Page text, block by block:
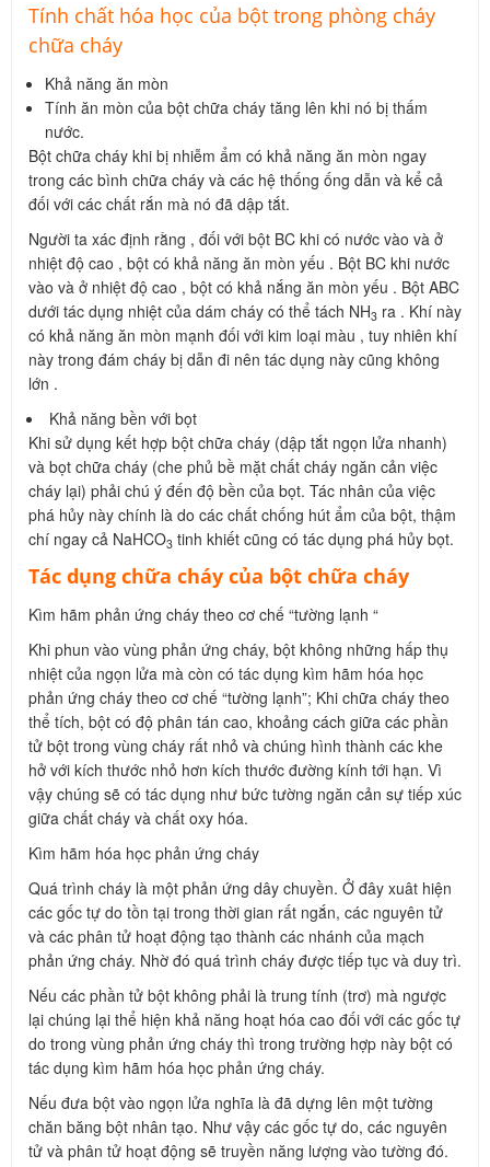
Tính chất hóa học của bột trong phòng cháy
chữa cháy
Khả năng ăn mòn
Tính ăn mòn của bột chữa cháy tăng lên khi nó bị thấm
nước.
Bột chữa cháy khi bị nhiễm ẩm có khả năng ăn mòn ngay
trong các bình chữa cháy và các hệ thống ống dẫn và kể cả
đối với các chất rắn mà nó đã dập tắt.
Người ta xác định rằng , đối với bột BC khi có nước vào và ở
nhiệt độ cao , bột có khả năng ăn mòn yếu . Bột BC khi nước
vào và ở nhiệt độ cao , bột có khả nắng ăn mòn yếu . Bột ABC
dưới tác dụng nhiệt của dám cháy có thể tách NH3 ra . Khí này
có khả năng ăn mòn mạnh đối với kim loại màu , tuy nhiên khí
này trong đám cháy bị dẫn đi nên tác dụng này cũng không
lớn .
Khả năng bền với bọt
Khi sử dụng kết hợp bột chữa cháy (dập tắt ngọn lửa nhanh)
và bọt chữa cháy (che phủ bề mặt chất cháy ngăn cản việc
cháy lại) phải chú ý đến độ bền của bọt. Tác nhân của việc
phá hủy này chính là do các chất chống hút ẩm của bột, thậm
chí ngay cả NaHCO3 tinh khiết cũng có tác dụng phá hủy bọt.
Tác dụng chữa cháy của bột chữa cháy
Kìm hãm phản ứng cháy theo cơ chế “tường lạnh “
Khi phun vào vùng phản ứng cháy, bột không những hấp thụ
nhiệt của ngọn lửa mà còn có tác dụng kìm hãm hóa học
phản ứng cháy theo cơ chế “tường lạnh”; Khi chữa cháy theo
thể tích, bột có độ phân tán cao, khoảng cách giữa các phần
tử bột trong vùng cháy rất nhỏ và chúng hình thành các khe
hở với kích thước nhỏ hơn kích thước đường kính tới hạn. Vì
vậy chúng sẽ có tác dụng như bức tường ngăn cản sự tiếp xúc
giữa chất cháy và chất oxy hóa.
Kìm hãm hóa học phản ứng cháy
Quá trình cháy là một phản ứng dây chuyền. Ở đây xuât hiện
các gốc tự do tồn tại trong thời gian rất ngắn, các nguyên tử
và các phân tử hoạt động tạo thành các nhánh của mạch
phản ứng cháy. Nhờ đó quá trình cháy được tiếp tục và duy trì.
Nếu các phần tử bột không phải là trung tính (trơ) mà ngược
lại chúng lại thể hiện khả năng hoạt hóa cao đối với các gốc tự
do trong vùng phản ứng cháy thì trong trường hợp này bột có
tác dụng kìm hãm hóa học phản ứng cháy.
Nếu đưa bột vào ngọn lửa nghĩa là đã dựng lên một tường
chăn băng bột nhân tạo. Như vậy các gốc tự do, các nguyên
tử và phân tử hoạt động sẽ truyền năng lượng vào tường đó.